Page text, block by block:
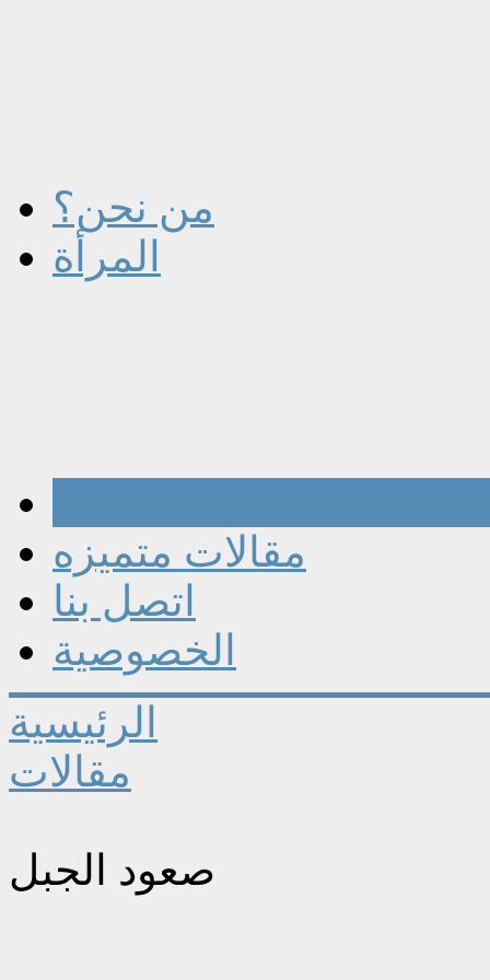
من نحن؟
المرأة
مقالات متميزه
اتصل بنا
الخصوصية
الرئيسية
مقالات
صعود الجبل